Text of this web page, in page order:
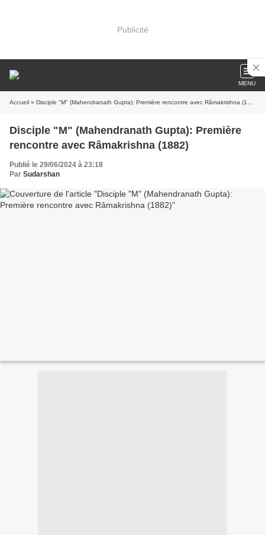
Publicité
MENU
Accueil » Disciple "M" (Mahendranath Gupta): Première rencontre avec Râmakrishna (1882)
Disciple "M" (Mahendranath Gupta): Première
rencontre avec Râmakrishna (1882)
Publié le 29/06/2024 à 23:18
Par Sudarshan